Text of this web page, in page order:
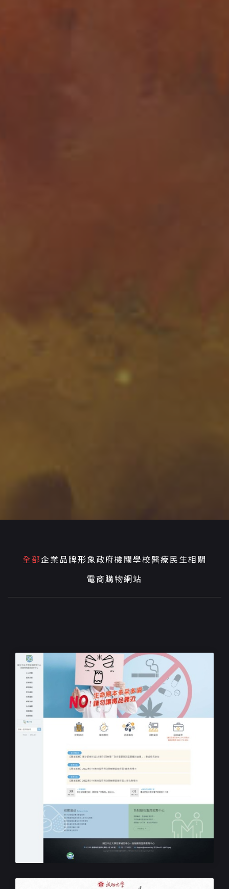
全部企業品牌形象政府機關學校醫療民生相關
電商購物網站
學校中心網站專案設計規劃
中正大學防制藥物濫用中心